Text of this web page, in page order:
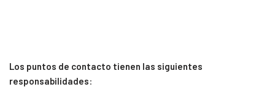
Los puntos de contacto tienen las siguientes
responsabilidades: